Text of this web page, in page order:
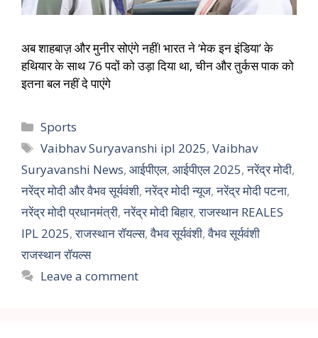
अब शाहबाज़ और मुनीर सोएंगे नहीं! भारत ने ‘मेक इन इंडिया’ के
हथियार के साथ 76 पदों को उड़ा दिया था, चीन और तुर्कस पाक को
इतना बल नहीं दे पाएंगे
Sports
Vaibhav Suryavanshi ipl 2025,Vaibhav
Suryavanshi News, आईपीएल, आईपीएल 2025,नरेंद्र मोदी,
नरेंद्र मोदी और वैभव सूर्यवंशी,नरेंद्र मोदी न्यूज,नरेंद्र मोदी पटना,
नरेंद्र मोदी प्रधानमंत्री,नरेंद्र मोदी बिहार,राजस्थान REALES
IPL 2025,राजस्थान रॉयल्स,वैभव सूर्यवंशी,वैभव सूर्यवंशी
राजस्थान रॉयल्स
Leave a comment